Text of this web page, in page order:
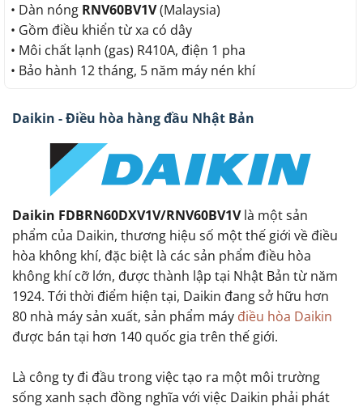
• Dàn nóng RNV60BV1V(Malaysia)
• Gồm điều khiển từ xa có dây
• Môi chất lạnh (gas) R410A, điện 1 pha
• Bảo hành 12 tháng, 5 năm máy nén khí
Daikin - Điều hòa hàng đầu Nhật Bản
Daikin FDBRN60DXV1V/RNV60BV1Vlà một sản
phẩm của Daikin, thương hiệu số một thế giới về điều
hòa không khí, đặc biệt là các sản phẩm điều hòa
không khí cỡ lớn, được thành lập tại Nhật Bản từ năm
1924. Tới thời điểm hiện tại, Daikin đang sở hữu hơn
80 nhà máy sản xuất, sản phẩm máy điều hòa Daikin
được bán tại hơn 140 quốc gia trên thế giới.
Là công ty đi đầu trong việc tạo ra một môi trường
sống xanh sạch đồng nghĩa với việc Daikin phải phát